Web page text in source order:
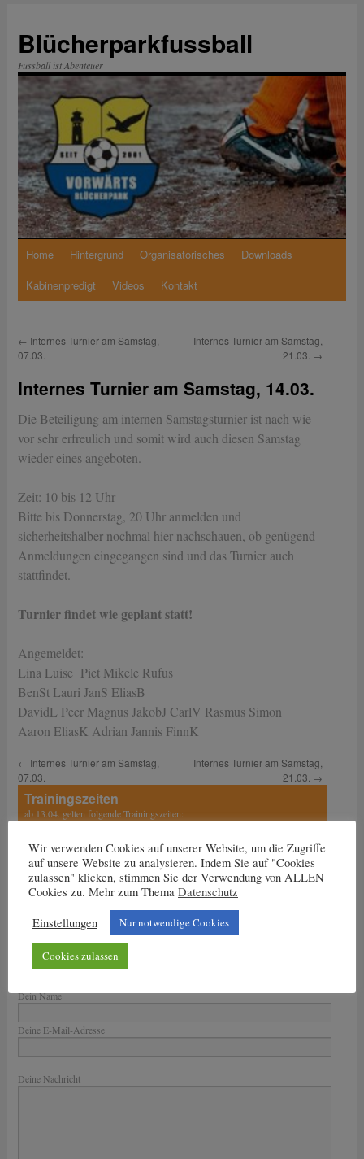
springen
Blücherparkfussball
Fussball ist Abenteuer
Home Hintergrund Organisatorisches
Downloads
Kabinenpredigt
Videos Kontakt
← Internes Turnier am Samstag,
07.03.
Internes Turnier am Samstag,
21.03. →
Internes Turnier am Samstag, 14.03.
Die Beteiligung am internen Samstagsturnier ist nach wie
vor sehr erfreulich und somit wird auch diesen Samstag
wieder eines angeboten.
Zeit: 10 bis 12 Uhr
Bitte bis Donnerstag, 20 Uhr anmelden und
sicherheitshalber nochmal hier nachschauen, ob genügend
Anmeldungen eingegangen sind und das Turnier auch
stattfindet.
Turnier findet wie geplant statt!
Angemeldet:
Lina Luise Piet Mikele Rufus
BenSt Lauri JanS EliasB
DavidL Peer Magnus JakobJ CarlV Rasmus Simon
Aaron EliasK Adrian Jannis FinnK
← Internes Turnier am Samstag,
07.03.
Internes Turnier am Samstag,
21.03. →
Trainingszeiten
ab 13.04. gelten folgende Trainingszeiten:
Dienstag: 17 bis 18.30 Uhr
Mittwoch und Freitag:
15.30 Uhr bis 17 Uhr
Dein Name
Deine E-Mail-Adresse
Deine Nachricht
Wir verwenden Cookies auf unserer Website, um die Zugriffe
auf unsere Website zu analysieren. Indem Sie auf "Cookies
zulassen" klicken, stimmen Sie der Verwendung von ALLEN
Cookies zu. Mehr zum Thema Datenschutz
Einstellungen
Nur notwendige Cookies
Cookies zulassen